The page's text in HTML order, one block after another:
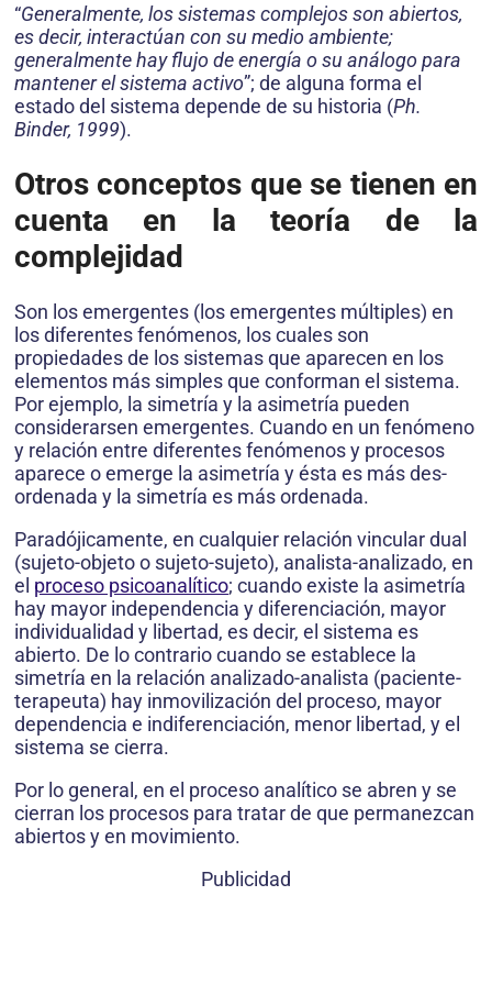
“Generalmente, los sistemas complejos son abiertos,
es decir, interactúan con su medio ambiente;
generalmente hay flujo de energía o su análogo para
mantener el sistema activo”; de alguna forma el
estado del sistema depende de su historia (Ph.
Binder, 1999).
Otros conceptos que se tienen en
cuenta en la teoría de la
complejidad
Son los emergen­tes (los emergentes múltiples) en
los diferentes fenómenos, los cuales son
propiedades de los sistemas que aparecen en los
elementos más simples que conforman el sistema.
Por ejemplo, la simetría y la asimetría pueden
considerarsen emergentes. Cuando en un fenómeno
y rela­ción entre diferentes fenómenos y procesos
aparece o emerge la asimetría y ésta es más des­
ordenada y la simetría es más ordenada.
Paradójicamente, en cualquier relación vincular dual
(sujeto-objeto o sujeto-sujeto), analista-analizado, en
el proceso psicoanalítico; cuando existe la asimetría
hay mayor independencia y diferenciación, mayor
individualidad y libertad, es decir, el sistema es
abierto. De lo contrario cuando se establece la
simetría en la relación analizado-analista (paciente-
terapeuta) hay inmovilización del proceso, mayor
dependencia e indiferenciación, menor libertad, y el
sistema se cierra.
Por lo general, en el proceso analítico se abren y se
cierran los procesos para tratar de que permanezcan
abiertos y en movimiento.
Publicidad